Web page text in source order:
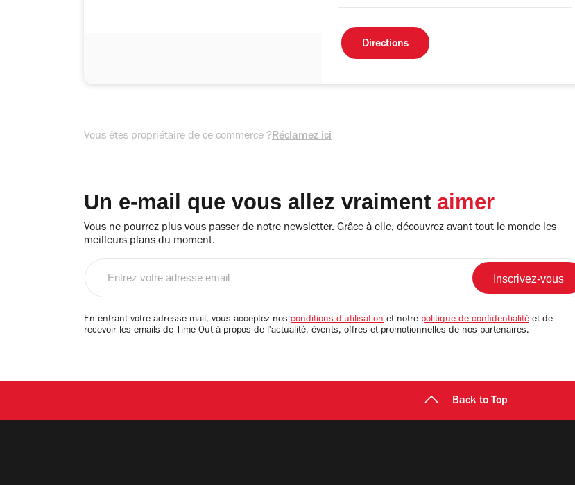
Directions
Vous êtes propriétaire de ce commerce ?Réclamez ici
Un e-mail que vous allez vraiment aimer
Vous ne pourrez plus vous passer de notre newsletter. Grâce à elle, découvrez avant tout le monde les
meilleurs plans du moment.
email
En entrant votre adresse mail, vous acceptez nos conditions d'utilisation et notre politique de confidentialité et de
recevoir les emails de Time Out à propos de l'actualité, évents, offres et promotionnelles de nos partenaires.
Back to Top